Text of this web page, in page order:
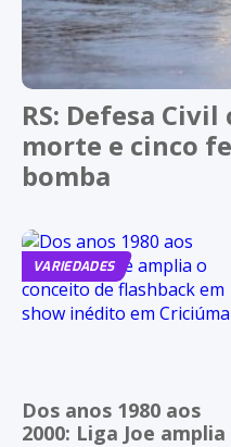
RS: Defesa
morte e cinco
bomba
VARIEDADES
Dos anos 1980 aos
2000: Liga Joe amplia